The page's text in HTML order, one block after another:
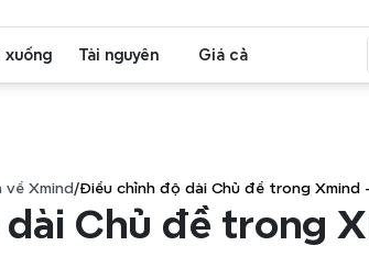
Xmind /Điều chỉnh độ dài Chủ đề trong Xmind
Chủ đề trong
xuống Tài nguyên Giá cả